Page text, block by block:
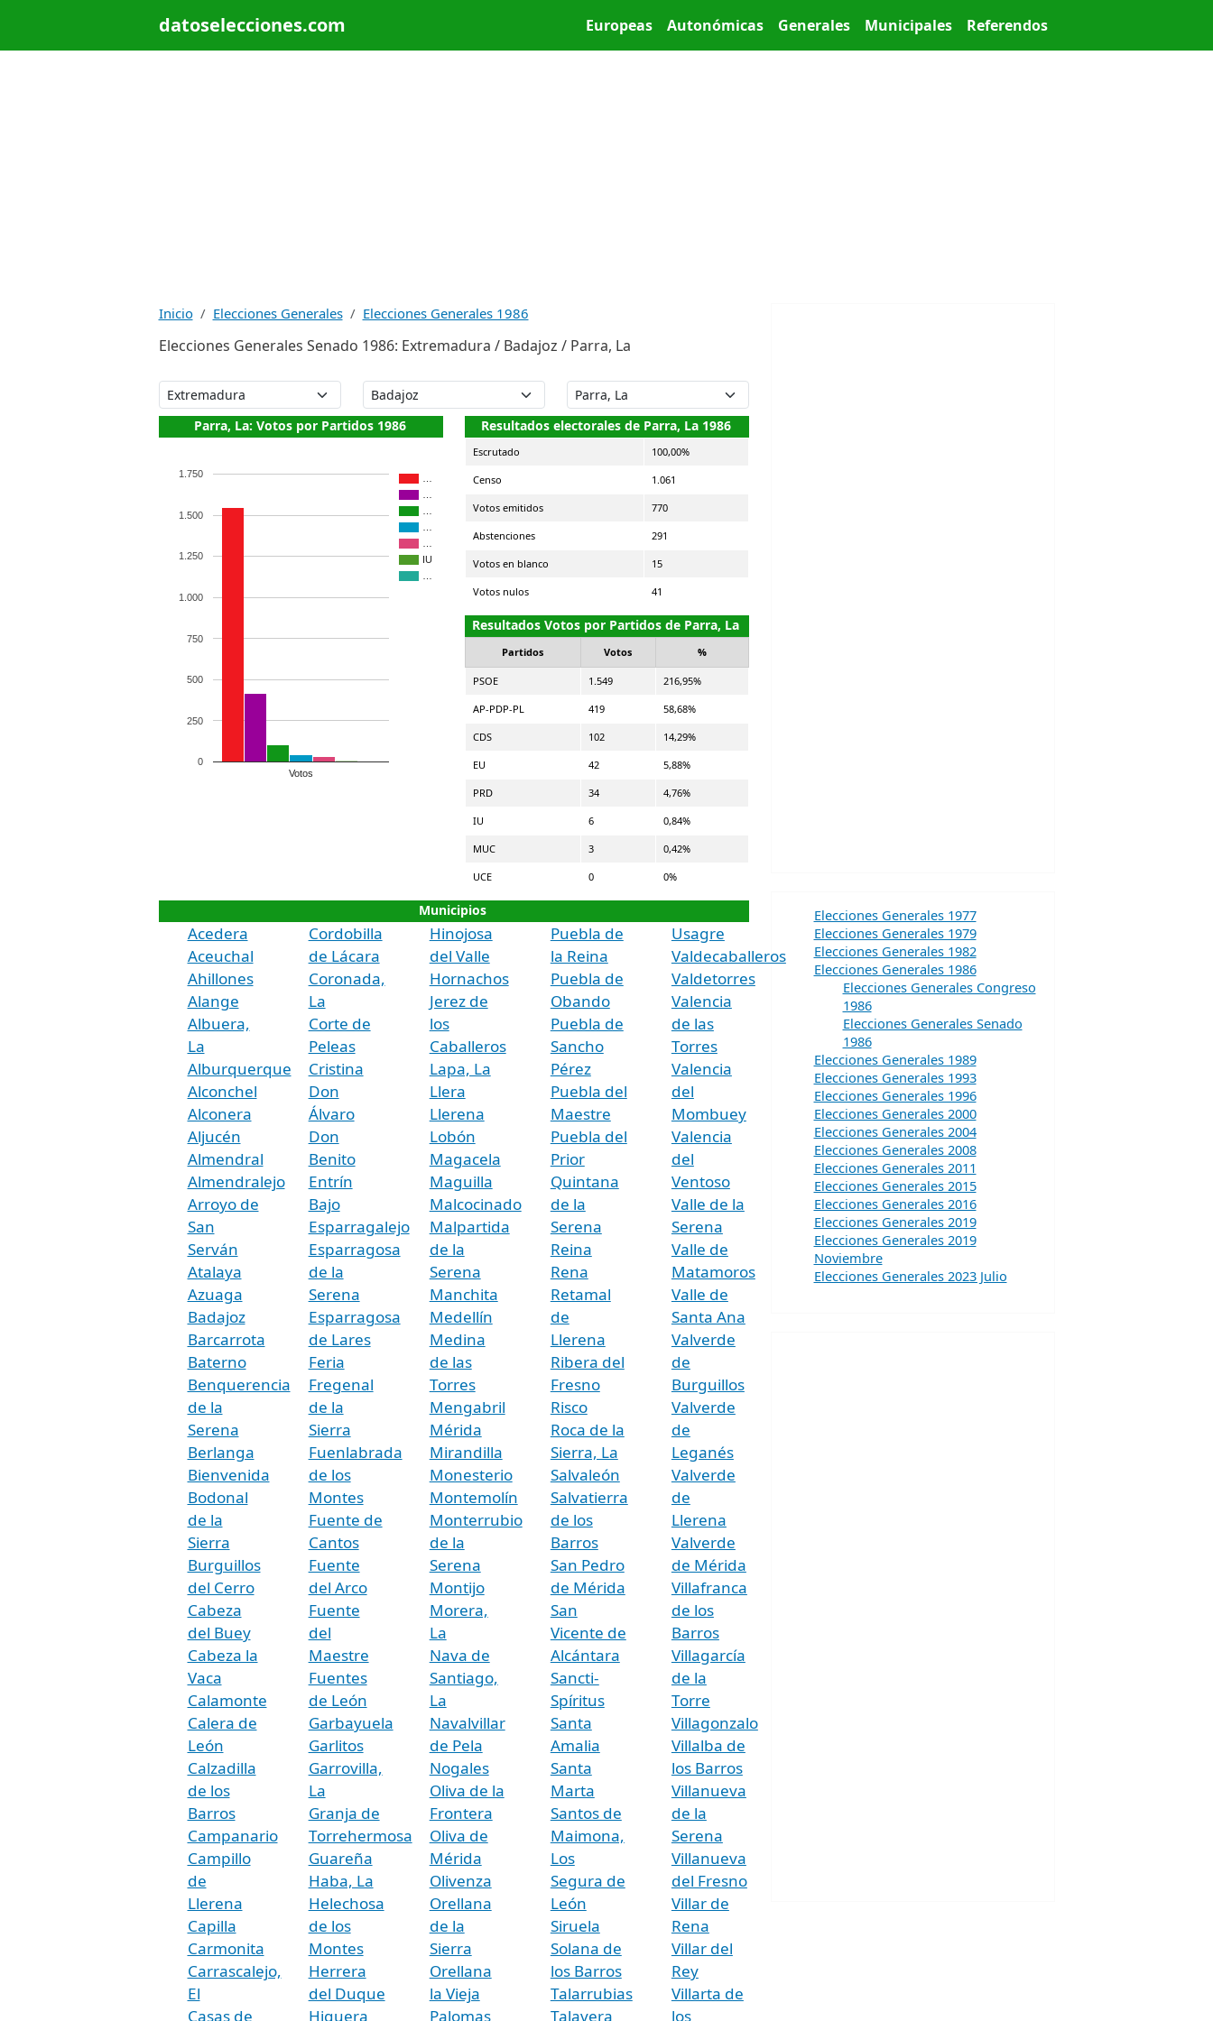
datoselecciones.com Main menu
Europeas Autonómicas Generales Municipales Referendos
Inicio Elecciones Generales Elecciones Generales 1986
Elecciones Generales Senado 1986: Extremadura / Badajoz / Parra, La
Parra, La: Votos por Partidos 1986
IU
Votos
0
250
500
750
1.000
1.250
1.500
1.750
Resultados electorales de Parra, La 1986
Escrutado 100,00%
Censo 1.061
Votos emitidos 770
Abstenciones 291
Votos en blanco 15
Votos nulos 41
Resultados Votos por Partidos de Parra, La
Partidos Votos %
PSOE 1.549 216,95%
AP-PDP-PL 419 58,68%
CDS 102 14,29%
EU 42 5,88%
PRD 34 4,76%
IU 6 0,84%
MUC 3 0,42%
UCE 0 0%
Municipios
Acedera
Aceuchal
Ahillones
Alange
Albuera,
La
Alburquerque
Alconchel
Alconera
Aljucén
Almendral
Almendralejo
Arroyo de
San
Serván
Atalaya
Azuaga
Badajoz
Barcarrota
Baterno
Benquerencia
de la
Serena
Berlanga
Bienvenida
Bodonal
de la
Sierra
Burguillos
del Cerro
Cabeza
del Buey
Cabeza la
Vaca
Calamonte
Calera de
León
Calzadilla
de los
Barros
Campanario
Campillo
de
Llerena
Capilla
Carmonita
Carrascalejo,
El
Casas de
Cordobilla
de Lácara
Coronada,
La
Corte de
Peleas
Cristina
Don
Álvaro
Don
Benito
Entrín
Bajo
Esparragalejo
Esparragosa
de la
Serena
Esparragosa
de Lares
Feria
Fregenal
de la
Sierra
Fuenlabrada
de los
Montes
Fuente de
Cantos
Fuente
del Arco
Fuente
del
Maestre
Fuentes
de León
Garbayuela
Garlitos
Garrovilla,
La
Granja de
Torrehermosa
Guareña
Haba, La
Helechosa
de los
Montes
Herrera
del Duque
Higuera
Hinojosa
del Valle
Hornachos
Jerez de
los
Caballeros
Lapa, La
Llera
Llerena
Lobón
Magacela
Maguilla
Malcocinado
Malpartida
de la
Serena
Manchita
Medellín
Medina
de las
Torres
Mengabril
Mérida
Mirandilla
Monesterio
Montemolín
Monterrubio
de la
Serena
Montijo
Morera,
La
Nava de
Santiago,
La
Navalvillar
de Pela
Nogales
Oliva de la
Frontera
Oliva de
Mérida
Olivenza
Orellana
de la
Sierra
Orellana
la Vieja
Palomas
Puebla de
la Reina
Puebla de
Obando
Puebla de
Sancho
Pérez
Puebla del
Maestre
Puebla del
Prior
Quintana
de la
Serena
Reina
Rena
Retamal
de
Llerena
Ribera del
Fresno
Risco
Roca de la
Sierra, La
Salvaleón
Salvatierra
de los
Barros
San Pedro
de Mérida
San
Vicente de
Alcántara
Sancti-
Spíritus
Santa
Amalia
Santa
Marta
Santos de
Maimona,
Los
Segura de
León
Siruela
Solana de
los Barros
Talarrubias
Talavera
Usagre
Valdecaballeros
Valdetorres
Valencia
de las
Torres
Valencia
del
Mombuey
Valencia
del
Ventoso
Valle de la
Serena
Valle de
Matamoros
Valle de
Santa Ana
Valverde
de
Burguillos
Valverde
de
Leganés
Valverde
de
Llerena
Valverde
de Mérida
Villafranca
de los
Barros
Villagarcía
de la
Torre
Villagonzalo
Villalba de
los Barros
Villanueva
de la
Serena
Villanueva
del Fresno
Villar de
Rena
Villar del
Rey
Villarta de
los
Elecciones Generales 1977
Elecciones Generales 1979
Elecciones Generales 1982
Elecciones Generales 1986
Elecciones Generales Congreso
1986
Elecciones Generales Senado
1986
Elecciones Generales 1989
Elecciones Generales 1993
Elecciones Generales 1996
Elecciones Generales 2000
Elecciones Generales 2004
Elecciones Generales 2008
Elecciones Generales 2011
Elecciones Generales 2015
Elecciones Generales 2016
Elecciones Generales 2019
Elecciones Generales 2019
Noviembre
Elecciones Generales 2023 Julio